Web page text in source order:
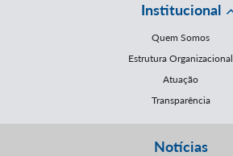
Institucional
Quem Somos
Estrutura Organizacional
Atuação
Transparência
Notícias